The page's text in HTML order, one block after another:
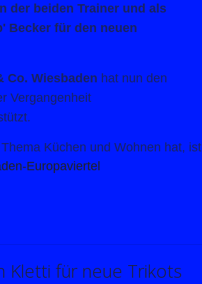
der beiden Trainer und als
Becker für den neuen
Co. Wiesbaden hat nun den
Vergangenheit
Küchen und Wohnen hat, ist
Europaviertel
Kletti für neue Trikots